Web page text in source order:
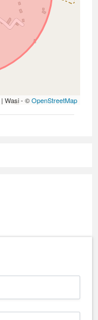
| Wasi - ©OpenStreetMap